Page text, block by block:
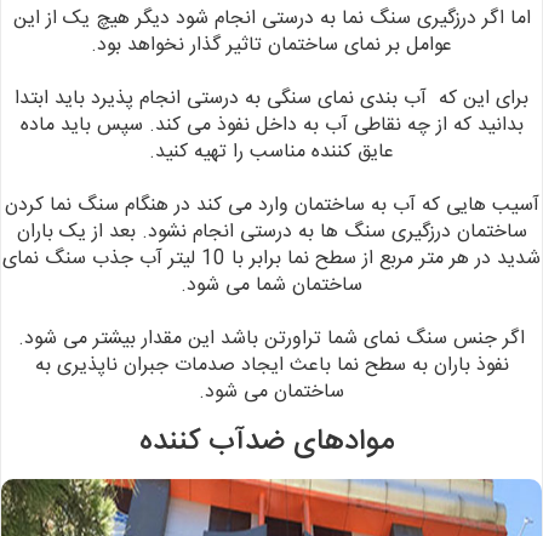
اما اگر درزگیری سنگ نما به درستی انجام شود دیگر هیچ یک از این
عوامل بر نمای ساختمان تاثیر گذار نخواهد بود.
برای این که آب بندی نمای سنگی به درستی انجام پذیرد باید ابتدا
بدانید که از چه نقاطی آب به داخل نفوذ می کند. سپس باید ماده
عایق کننده مناسب را تهیه کنید.
آسیب هایی که آب به ساختمان وارد می کند در هنگام سنگ نما کردن
ساختمان درزگیری سنگ ها به درستی انجام نشود. بعد از یک باران
شدید در هر متر مربع از سطح نما برابر با 10 لیتر آب جذب سنگ نمای
ساختمان شما می شود.
اگر جنس سنگ نمای شما تراورتن باشد این مقدار بیشتر می شود.
نفوذ باران به سطح نما باعث ایجاد صدمات جبران ناپذیری به
ساختمان می شود.
موادهای ضدآب کننده